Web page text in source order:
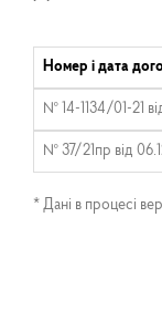
Номер і дата
№ 14-1134/01-21
№ 37/21пр від
* Дані в процесі